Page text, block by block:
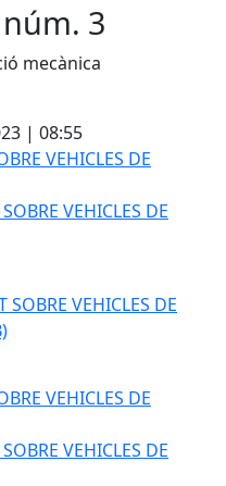
3
mecànica
| 08:55
VEHICLES DE
VEHICLES DE
VEHICLES DE